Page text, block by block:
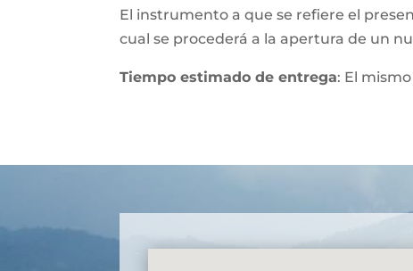
El instrumento a que se refiere el
cual se procederá a la apertura de un
Tiempo estimado de entrega: El